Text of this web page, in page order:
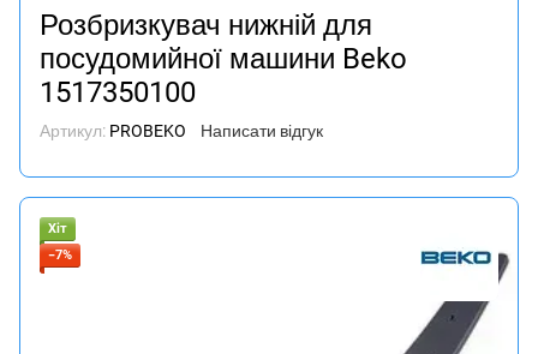
Розбризкувач нижній для
посудомийної машини Beko
1517350100
Артикул: PROBEKO Написати відгук
Хіт
−7%